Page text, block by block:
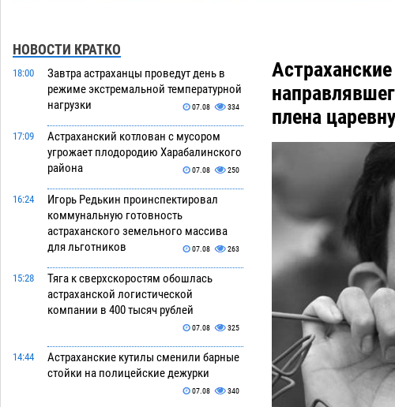
НОВОСТИ КРАТКО
18:00
Завтра астраханцы проведут день в
режиме экстремальной температурной
нагрузки
07.08 334
17:09
Астраханский котлован с мусором
угрожает плодородию Харабалинского
района
07.08 250
16:24
Игорь Редькин проинспектировал
коммунальную готовность
астраханского земельного массива
для льготников
07.08 263
15:28
Тяга к сверхскоростям обошлась
астраханской логистической
компании в 400 тысяч рублей
07.08 325
14:44
Астраханские кутилы сменили барные
стойки на полицейские дежурки
07.08 340
плена